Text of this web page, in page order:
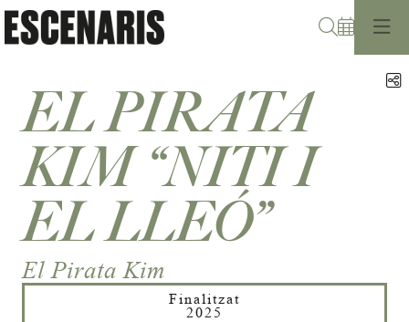
EL PIRATA
KIM “NITI I
EL LLEÓ”
El Pirata Kim
Finalitzat
2025